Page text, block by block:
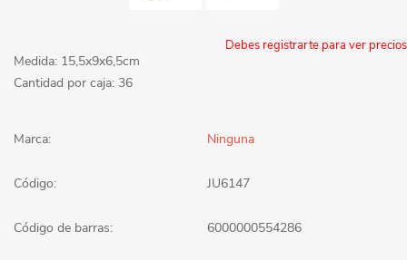
Debes registrarte para ver precios
Medida: 15,5x9x6,5cm
Cantidad por caja: 36
Marca: Ninguna
Código: JU6147
Código de barras: 6000000554286